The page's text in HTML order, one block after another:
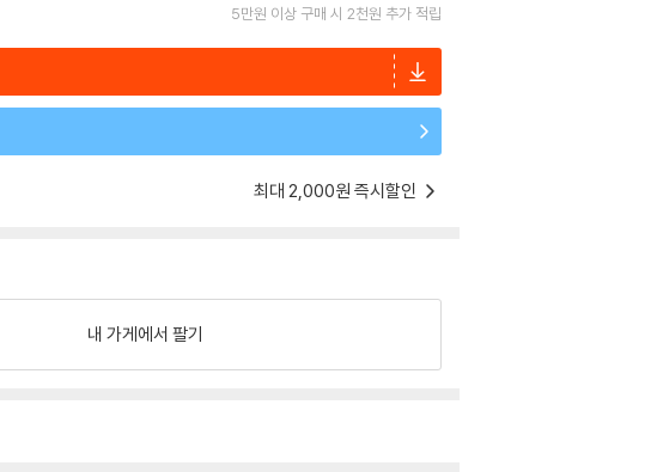
5만원 이상 구매 시 2천원 추가 적립
최대 2,000원 즉시할인
내 가게에서 팔기